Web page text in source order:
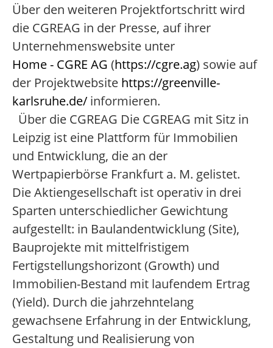
Über den weiteren Projektfortschritt wird
die CGREAG in der Presse, auf ihrer
Unternehmenswebsite unter
Home - CGRE AG (https://cgre.ag) sowie auf
der Projektwebsite https://greenville-
karlsruhe.de/ informieren.
Über die CGREAG Die CGREAG mit Sitz in
Leipzig ist eine Plattform für Immobilien
und Entwicklung, die an der
Wertpapierbörse Frankfurt a. M. gelistet.
Die Aktiengesellschaft ist operativ in drei
Sparten unterschiedlicher Gewichtung
aufgestellt: in Baulandentwicklung (Site),
Bauprojekte mit mittelfristigem
Fertigstellungshorizont (Growth) und
Immobilien-Bestand mit laufendem Ertrag
(Yield). Durch die jahrzehntelang
gewachsene Erfahrung in der Entwicklung,
Gestaltung und Realisierung von